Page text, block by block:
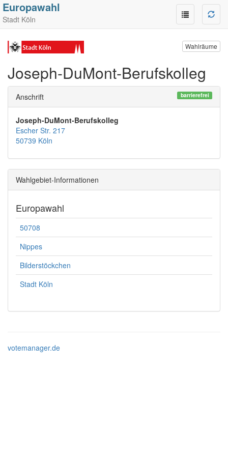
Europawahl
Stadt Köln
Wahlräume
Joseph-DuMont-Berufskolleg
Anschrift barrierefrei
Joseph-DuMont-Berufskolleg
Escher Str. 217
50739 Köln
Wahlgebiet-Informationen
Europawahl
50708
Nippes
Bilderstöckchen
Stadt Köln
votemanager.de